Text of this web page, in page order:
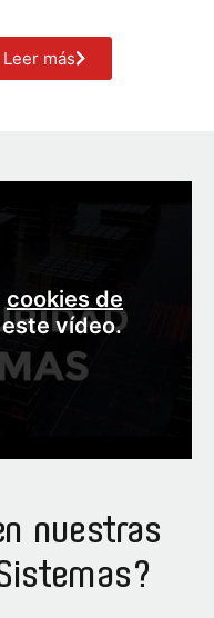
Leer más
cookies de
vídeo.
nuestras